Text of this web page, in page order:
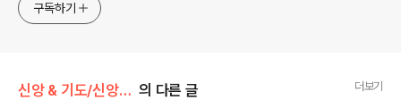
구독하기
신앙 & 기도/신앙 에세이 의 다른 글 더보기